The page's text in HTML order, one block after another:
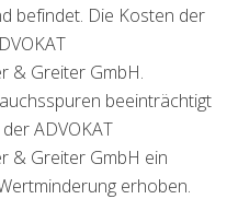
befindet. Die Kosten der
& Greiter GmbH.
beeinträchtigt
ADVOKAT
& Greiter GmbH ein
erhoben.